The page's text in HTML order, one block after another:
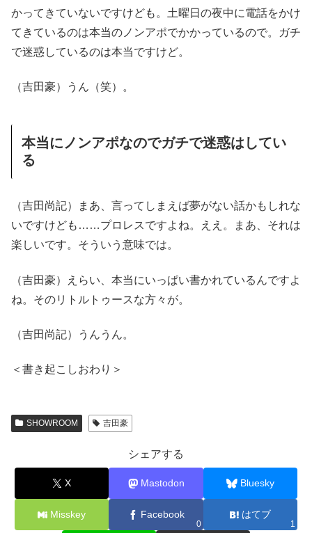
かってきていないですけども。土曜日の夜中に電話をかけ
てきているのは本当のノンアポでかかっているので。ガチ
で迷惑しているのは本当ですけど。
（吉田豪）うん（笑）。
本当にノンアポなのでガチで迷惑はしてい
る
（吉田尚記）まあ、言ってしまえば夢がない話かもしれな
いですけども……プロレスですよね。ええ。まあ、それは
楽しいです。そういう意味では。
（吉田豪）えらい、本当にいっぱい書かれているんですよ
ね。そのリトルトゥースな方々が。
（吉田尚記）うんうん。
＜書き起こしおわり＞
SHOWROOM 吉田豪
シェアする
X Mastodon Bluesky
Misskey Facebook
0
はてブ
1